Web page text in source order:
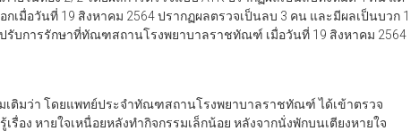
กเมื่อวันที่ 19 สิงหาคม 2564 ปรากฏผลตรวจเป็นลบ 3 คน และมีผลเป็นบวก 1
รับการรักษาที่ทัณฑสถานโรงพยาบาลราชทัณฑ์ เมื่อวันที่ 19 สิงหาคม 2564
เติมว่า โดยแพทย์ประจำทัณฑสถานโรงพยาบาลราชทัณฑ์ ได้เข้าตรวจ
รื่อง หายใจเหนื่อยหลังทำกิจกรรมเล็กน้อย หลังจากนั่งพักบนเตียงหายใจ